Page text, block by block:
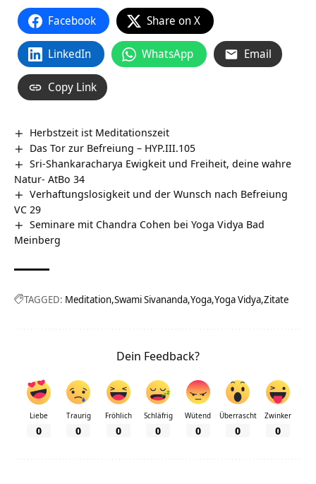
Facebook Share on X
LinkedIn WhatsApp Email
Copy Link
Herbstzeit ist Meditationszeit
Das Tor zur Befreiung – HYP.III.105
Sri-Shankaracharya Ewigkeit und Freiheit, deine wahre
Natur- AtBo 34
Verhaftungslosigkeit und der Wunsch nach Befreiung
VC 29
Seminare mit Chandra Cohen bei Yoga Vidya Bad
Meinberg
TAGGED: Meditation Swami Sivananda Yoga Yoga Vidya Zitate
Dein Feedback?
Liebe
0
Traurig
0
Fröhlich
0
Schläfrig
0
Wütend
0
Überrascht
0
Zwinker
0